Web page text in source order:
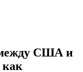
между США и
как